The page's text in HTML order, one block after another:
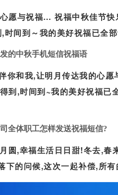
愿与祝福… 祝福中秋佳节
,时间到～我的美好祝福已全
的中秋手机短信祝福语
你和我,让明月传达我的心
到,时间到~我的美好祝福已
全体职工怎样发送祝福短信?
圆,幸福生活日日甜!冬去,
下的问候,这次一起补偿,所